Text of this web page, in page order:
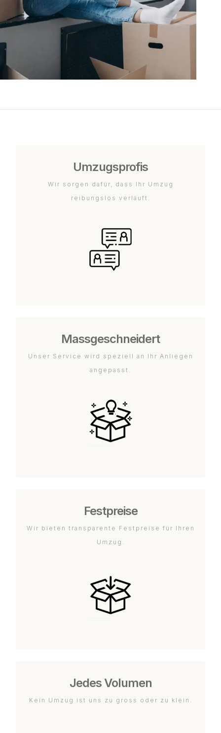
Umzugsprofis
Wir sorgen dafür, dass Ihr Umzug
reibungslos verläuft.
Massgeschneidert
Unser Service wird speziell an Ihr Anliegen
angepasst.
Festpreise
Wir bieten transparente Festpreise für Ihren
Umzug.
Jedes Volumen
Kein Umzug ist uns zu gross oder zu klein.